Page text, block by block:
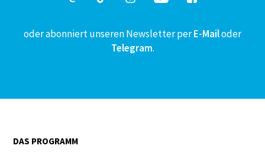
oder abonniert unseren Newsletter perE-Mailoder
Telegram.
DAS PROGRAMM